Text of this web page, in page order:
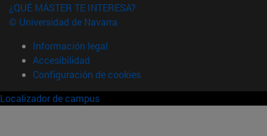
¿QUÉ MÁSTER TE INTERESA?
© Universidad de Navarra
Información legal
Accesibilidad
Configuración de cookies
Localizador de campus